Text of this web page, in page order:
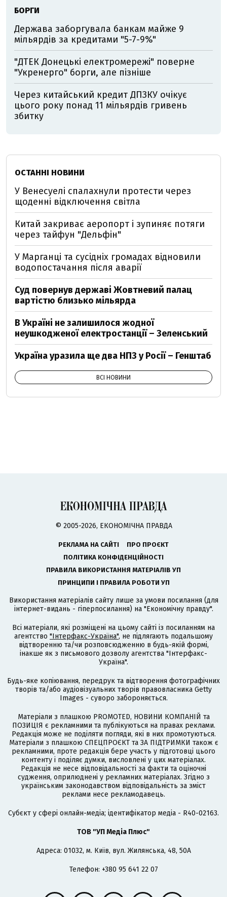
БОРГИ
Держава заборгувала банкам майже 9
мільярдів за кредитами "5-7-9%"
"ДТЕК Донецькі електромережі" поверне
"Укренерго" борги, але пізніше
Через китайський кредит ДПЗКУ очікує
цього року понад 11 мільярдів гривень
збитку
ОСТАННІ НОВИНИ
У Венесуелі спалахнули протести через
щоденні відключення світла
Китай закриває аеропорт і зупиняє потяги
через тайфун "Дельфін"
У Марганці та сусідніх громадах відновили
водопостачання після аварії
Суд повернув державі Жовтневий палац
вартістю близько мільярда
В Україні не залишилося жодної
неушкодженої електростанції – Зеленський
Україна уразила ще два НПЗ у Росії – Генштаб
ВСІ НОВИНИ
© 2005-2026, ЕКОНОМІЧНА ПРАВДА
РЕКЛАМА НА САЙТІ
ПРО ПРОЄКТ
ПОЛІТИКА КОНФІДЕНЦІЙНОСТІ
ПРАВИЛА ВИКОРИСТАННЯ МАТЕРІАЛІВ УП
ПРИНЦИПИ І ПРАВИЛА РОБОТИ УП
Використання матеріалів сайту лише за умови посилання (для
інтернет-видань - гіперпосилання) на "Економічну правду".
Всі матеріали, які розміщені на цьому сайті із посиланням на
агентство "Інтерфакс-Україна", не підлягають подальшому
відтворенню та/чи розповсюдженню в будь-якій формі,
інакше як з письмового дозволу агентства "Інтерфакс-
Україна".
Будь-яке копіювання, передрук та відтворення фотографічних
творів та/або аудіовізуальних творів правовласника Getty
Images - суворо забороняється.
Матеріали з плашкою PROMOTED, НОВИНИ КОМПАНІЙ та
ПОЗИЦІЯ є рекламними та публікуються на правах реклами.
Редакція може не поділяти погляди, які в них промотуються.
Матеріали з плашкою СПЕЦПРОЄКТ та ЗА ПІДТРИМКИ також є
рекламними, проте редакція бере участь у підготовці цього
контенту і поділяє думки, висловлені у цих матеріалах.
Редакція не несе відповідальності за факти та оціночні
судження, оприлюднені у рекламних матеріалах. Згідно з
українським законодавством відповідальність за зміст
реклами несе рекламодавець.
Cубєкт у сфері онлайн-медіа; ідентифікатор медіа - R40-02163.
ТОВ "УП Медіа Плюс"
Адреса: 01032, м. Київ, вул. Жилянська, 48, 50А
Телефон: +380 95 641 22 07